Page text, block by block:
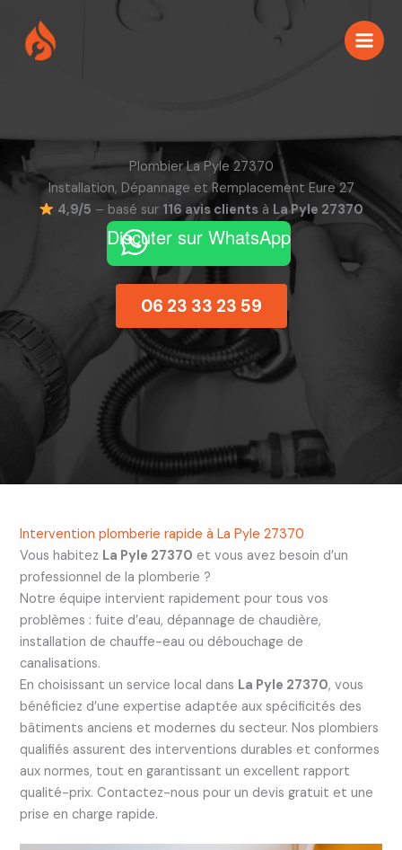
contenu
Plombier La Pyle 27370
Installation, Dépannage et Remplacement Eure 27
4,9/5 – basé sur 116 avis clientsà La Pyle 27370
Discuter sur WhatsApp
06 23 33 23 59
Intervention plomberie rapide à La Pyle 27370
Vous habitez La Pyle 27370 et vous avez besoin d’un
professionnel de la plomberie ?
Notre équipe intervient rapidement pour tous vos
problèmes : fuite d’eau, dépannage de chaudière,
installation de chauffe-eau ou débouchage de
canalisations.
En choisissant un service local dans La Pyle 27370, vous
bénéficiez d’une expertise adaptée aux spécificités des
bâtiments anciens et modernes du secteur. Nos plombiers
qualifiés assurent des interventions durables et conformes
aux normes, tout en garantissant un excellent rapport
qualité-prix. Contactez-nous pour un devis gratuit et une
prise en charge rapide.